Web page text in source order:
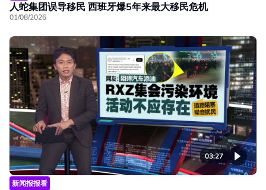
人蛇集团误导移民 西班牙爆5年来最大移民危机
01/08/2026
03:27
新闻报报看